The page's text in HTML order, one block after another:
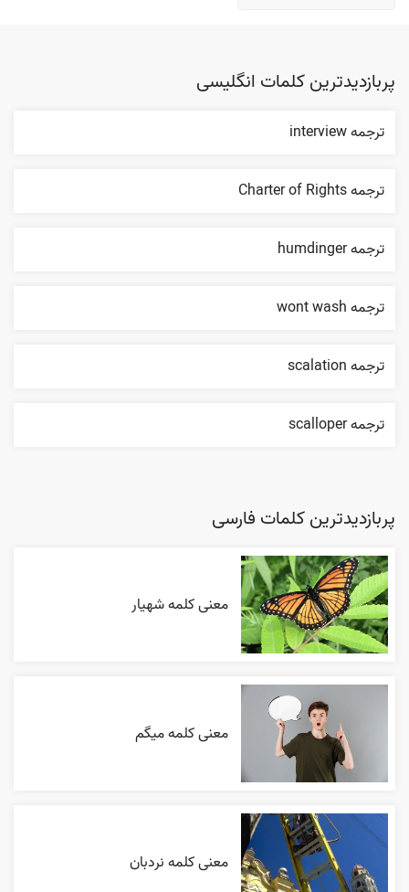
پربازدیدترین کلمات انگلیسی
ترجمه interview
ترجمه Charter of Rights
ترجمه humdinger
ترجمه wont wash
ترجمه scalation
ترجمه scalloper
پربازدیدترین کلمات فارسی
معنی کلمه شهیار
معنی کلمه میگم
معنی کلمه نردبان